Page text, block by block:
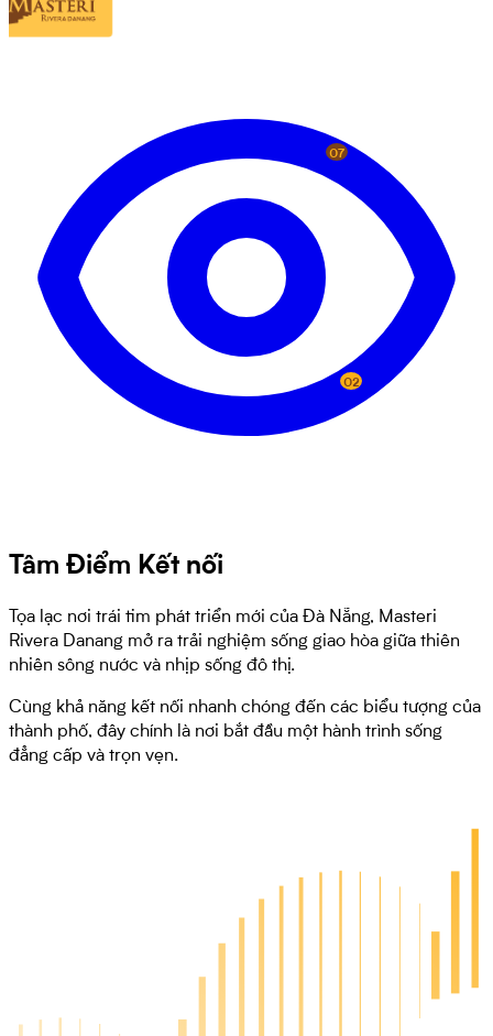
Tâm Điểm Kết nối
Tọa lạc nơi trái tim phát triển mới của Đà Nẵng, Masteri
Rivera Danang mở ra trải nghiệm sống giao hòa giữa thiên
nhiên sông nước và nhịp sống đô thị.
Cùng khả năng kết nối nhanh chóng đến các biểu tượng của
thành phố, đây chính là nơi bắt đầu một hành trình sống
đẳng cấp và trọn vẹn.
02
07